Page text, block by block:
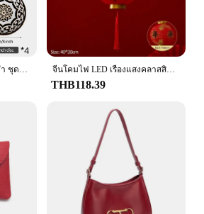
จีนโคมไฟ LED เรืองแสงคลาสสิกสีแดงโคมไฟกระดาษ DIY ประกอบโคมไฟกระดาษเทศกาลฤดูใบไม้ผลิเด็กของขวัญตกแต่งปีใหม่
THB118.39